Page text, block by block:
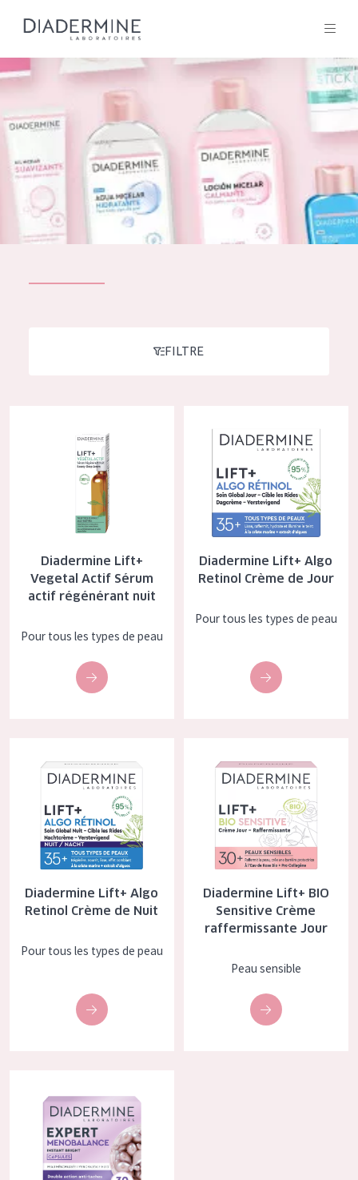
SOLUTIONS POUR LA PEAU
Régénération de la peau
Raffermissement de la peau
Peau ménopausée
TYPE DE PRODUIT
Crème de Jour
Crème de Nuit
Crème pour les Yeux
Démaquillants
Essentials
Expert
TYPE DE PEAU
Peau sensible
Peau mixte ou grasse
Peau mature
Peau ménopausée
Tous âges
Âge : 35 à 55 ans
Âge : 55+
TOUS LES PRODUIT
Tous les Produit
ACCUEIL
Composition
À propos
Conseils Beauté
FILTRE
Diadermine Lift+
Vegetal Actif Sérum
actif régénérant nuit
Pour tous les types de peau
Diadermine Lift+ Algo
Retinol Crème de Jour
Pour tous les types de peau
Diadermine Lift+ Algo
Retinol Crème de Nuit
Pour tous les types de peau
Diadermine Lift+ BIO
Sensitive Crème
raffermissante Jour
Peau sensible